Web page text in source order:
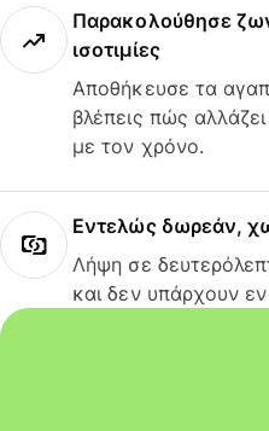
Παρακολούθησε
ισοτιμίες
Αποθήκευσε τα
βλέπεις πώς
με τον χρόνο.
Εντελώς δωρεάν,
Λήψη σε
και δεν υπάρχουν